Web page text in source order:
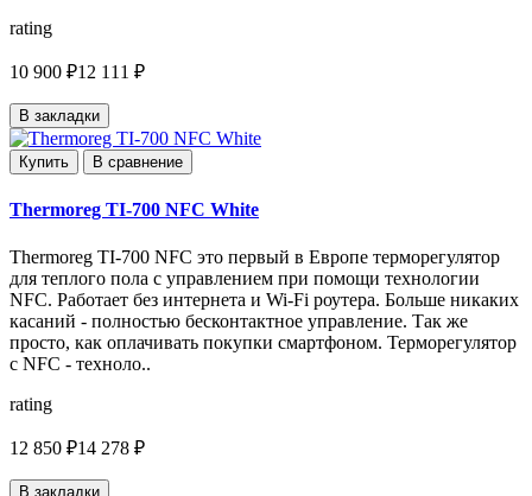
rating
10 900 ₽12 111 ₽
В закладки
Купить В сравнение
Thermoreg TI-700 NFC White
Thermoreg TI-700 NFC это первый в Европе терморегулятор
для теплого пола с управлением при помощи технологии
NFC. Работает без интернета и Wi-Fi роутера. Больше никаких
касаний - полностью бесконтактное управление. Так же
просто, как оплачивать покупки смартфоном. Терморегулятор
с NFC - техноло..
rating
12 850 ₽14 278 ₽
В закладки